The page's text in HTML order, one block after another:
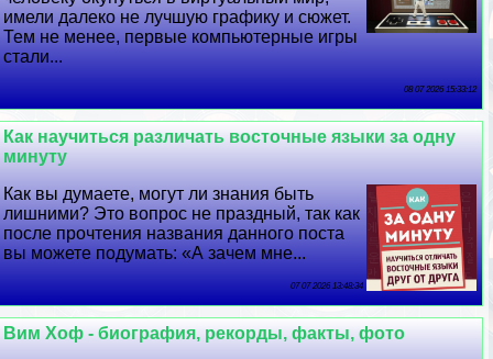
имели далеко не лучшую графику и сюжет.
Тем не менее, первые компьютерные игры
стали...
08 07 2026 15:33:12
Как научиться различать восточные языки за одну
минуту
Как вы думаете, могут ли знания быть
лишними? Это вопрос не праздный, так как
после прочтения названия данного поста
вы можете подумать: «А зачем мне...
07 07 2026 13:48:34
Вим Хоф - биография, рекорды, факты, фото